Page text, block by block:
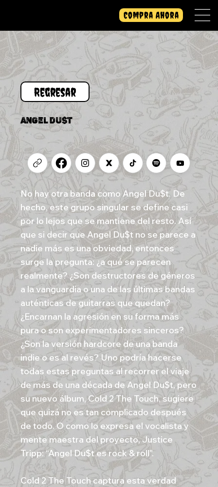
Compra Ahora
Regresar
ANGEL DU$T
No hay otra banda como Angel Du$t. De
hecho, este grupo singular se define casi
por lo lejos que se mantiene del resto. Así
que si decir que Angel Du$t no se parece a
nadie más es una obviedad, entonces
surge la pregunta: ¿a qué se parecen
realmente? ¿Son destructores de géneros
a la vanguardia o una de las últimas bandas
auténticas de guitarras que quedan?
¿Encarnan la agresión en su forma más
pura o son experimentadores sinceros?
¿Son la versión hardcore de una banda
indie o es al revés? Uno podría hacerse
todas estas preguntas al recorrer el viaje
de más de una década de Angel Du$t, pero
su nuevo álbum, Cold 2 The Touch, sugiere
que quizá no es tan complicado después
de todo. O como lo expresa el vocalista y
mente maestra del proyecto, Justice
Tripp: “Angel Du$t es rock & roll".
Cold 2 The Touch captura esta verdad